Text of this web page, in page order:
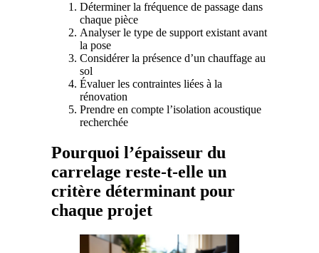
Déterminer la fréquence de passage dans
chaque pièce
Analyser le type de support existant avant
la pose
Considérer la présence d’un chauffage au
sol
Évaluer les contraintes liées à la
rénovation
Prendre en compte l’isolation acoustique
recherchée
Pourquoi l’épaisseur du
carrelage reste-t-elle un
critère déterminant pour
chaque projet